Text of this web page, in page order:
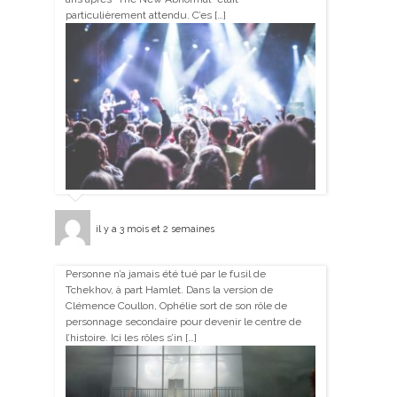
particulièrement attendu. C’es […]
il y a 3 mois et 2 semaines
Personne n’a jamais été tué par le fusil de
Tchekhov, à part Hamlet. Dans la version de
Clémence Coullon, Ophélie sort de son rôle de
personnage secondaire pour devenir le centre de
l’histoire. Ici les rôles s’in […]